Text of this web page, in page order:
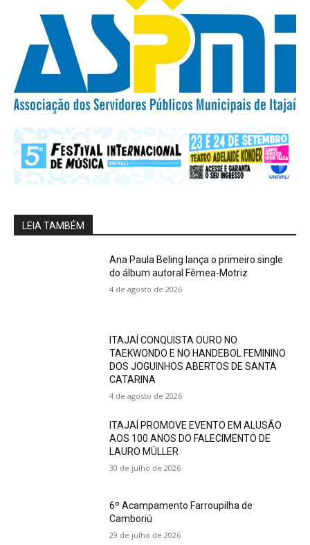
LEIA TAMBÉM
Ana Paula Beling lança o primeiro single
do álbum autoral Fêmea-Motriz
4 de agosto de 2026
ITAJAÍ CONQUISTA OURO NO
TAEKWONDO E NO HANDEBOL FEMININO
DOS JOGUINHOS ABERTOS DE SANTA
CATARINA
4 de agosto de 2026
ITAJAÍ PROMOVE EVENTO EM ALUSÃO
AOS 100 ANOS DO FALECIMENTO DE
LAURO MÜLLER
30 de julho de 2026
6º Acampamento Farroupilha de
Camboriú
29 de julho de 2026